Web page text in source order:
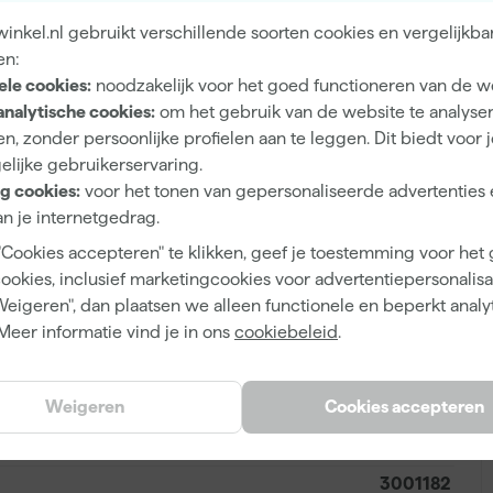
gebruikt verschillende soorten cookies en
cookies: noodzakelijk voor het goed functioneren van de
cookies: om het gebruik van de website te
zonder persoonlijke profielen aan te leggen. Dit biedt voor
gebruikerservaring.
cookies: voor het tonen van gepersonaliseerde advertenties
je internetgedrag.
accepteren" te klikken, geef je toestemming voor het
inclusief marketingcookies voor
dan plaatsen we alleen functionele en beperkt
informatie vind je in ons cookiebeleid.
Cookies accepteren
Weigeren
2
Waterbasis (acryl)
Airless spuitapparatuur, Kwast, Roller
Op kleur gemengd
8716242498896
3001182